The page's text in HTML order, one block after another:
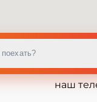
наш